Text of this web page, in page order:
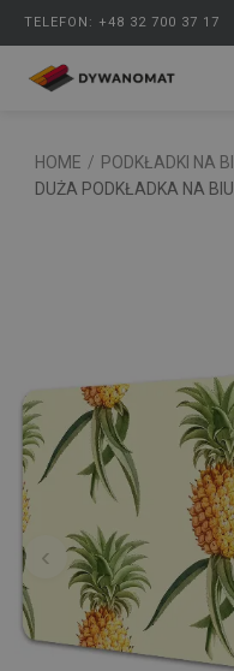
TELEFON: +48 32 700 37 17
HOME / PODKŁADKI NA
DUŻA PODKŁADKA NA
‹